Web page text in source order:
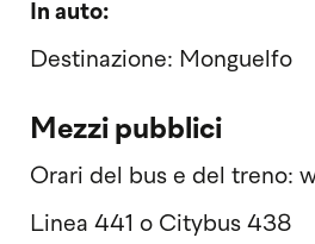
In auto:
Destinazione: Monguelfo
Mezzi pubblici
Orari del bus e del treno:
Linea 441 o Citybus 438